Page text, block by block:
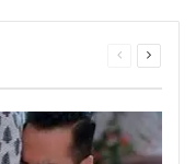
Previous
Next